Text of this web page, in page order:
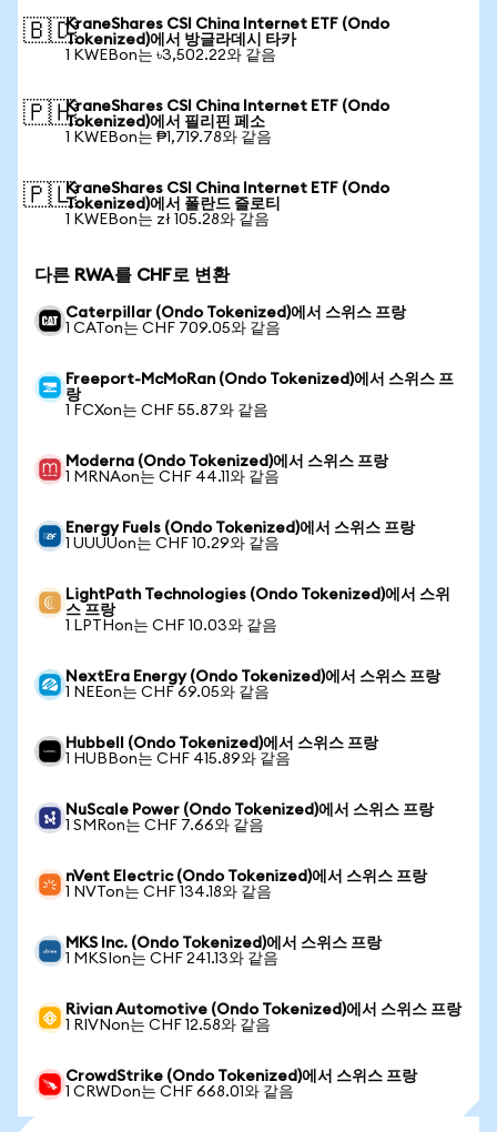
🇧🇩KraneShares CSI China Internet ETF (Ondo
Tokenized)에서 방글라데시 타카
1 KWEBon는 ৳3,502.22와 같음
🇵🇭KraneShares CSI China Internet ETF (Ondo
Tokenized)에서 필리핀 페소
1 KWEBon는 ₱1,719.78와 같음
🇵🇱KraneShares CSI China Internet ETF (Ondo
Tokenized)에서 폴란드 즐로티
1 KWEBon는 zł 105.28와 같음
다른 RWA를 CHF로 변환
Caterpillar (Ondo Tokenized)에서 스위스 프랑
1 CATon는 CHF 709.05와 같음
Freeport-McMoRan (Ondo Tokenized)에서 스위스 프
랑
1 FCXon는 CHF 55.87와 같음
Moderna (Ondo Tokenized)에서 스위스 프랑
1 MRNAon는 CHF 44.11와 같음
Energy Fuels (Ondo Tokenized)에서 스위스 프랑
1 UUUUon는 CHF 10.29와 같음
LightPath Technologies (Ondo Tokenized)에서 스위
스 프랑
1 LPTHon는 CHF 10.03와 같음
NextEra Energy (Ondo Tokenized)에서 스위스 프랑
1 NEEon는 CHF 69.05와 같음
Hubbell (Ondo Tokenized)에서 스위스 프랑
1 HUBBon는 CHF 415.89와 같음
NuScale Power (Ondo Tokenized)에서 스위스 프랑
1 SMRon는 CHF 7.66와 같음
nVent Electric (Ondo Tokenized)에서 스위스 프랑
1 NVTon는 CHF 134.18와 같음
MKS Inc. (Ondo Tokenized)에서 스위스 프랑
1 MKSIon는 CHF 241.13와 같음
Rivian Automotive (Ondo Tokenized)에서 스위스 프랑
1 RIVNon는 CHF 12.58와 같음
CrowdStrike (Ondo Tokenized)에서 스위스 프랑
1 CRWDon는 CHF 668.01와 같음